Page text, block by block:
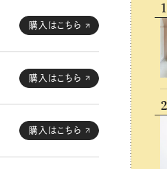
購入はこちら
購入はこちら
購入はこちら
1
2
1
2